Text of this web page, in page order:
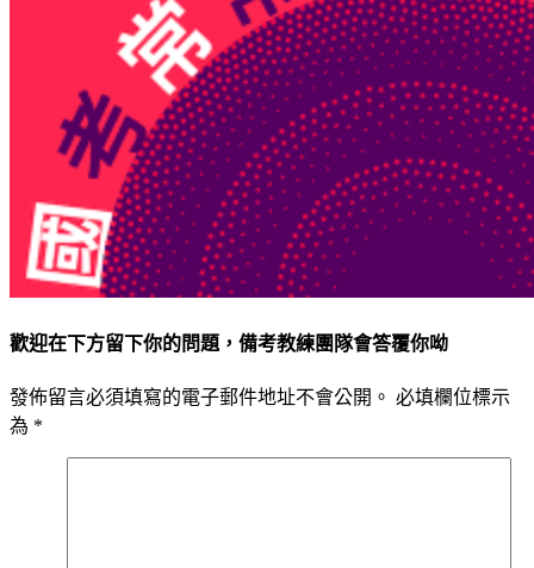
歡迎在下方留下你的問題，備考教練團隊會答覆你呦
發佈留言必須填寫的電子郵件地址不會公開。 必填欄位標示
為 *